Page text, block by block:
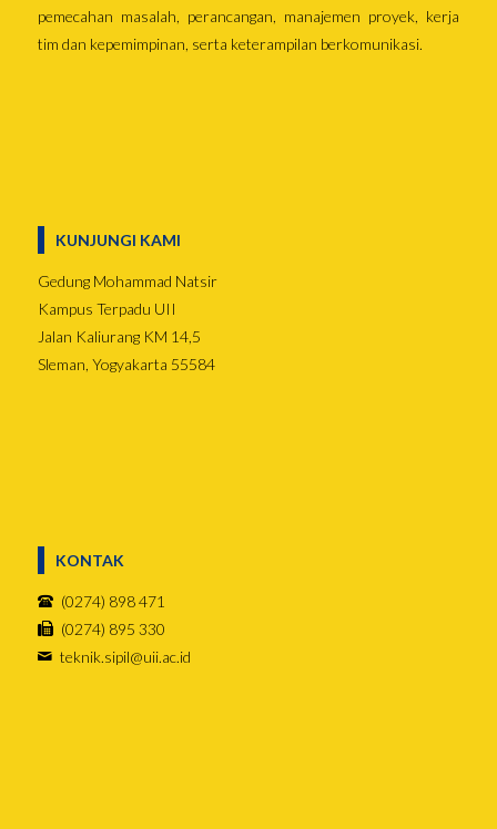
pemecahan masalah, perancangan, manajemen proyek, kerja
tim dan kepemimpinan, serta keterampilan berkomunikasi.
KUNJUNGI KAMI
Gedung Mohammad Natsir
Kampus Terpadu UII
Jalan Kaliurang KM 14,5
Sleman, Yogyakarta 55584
KONTAK
(0274) 898 471
(0274) 895 330
teknik.sipil@uii.ac.id